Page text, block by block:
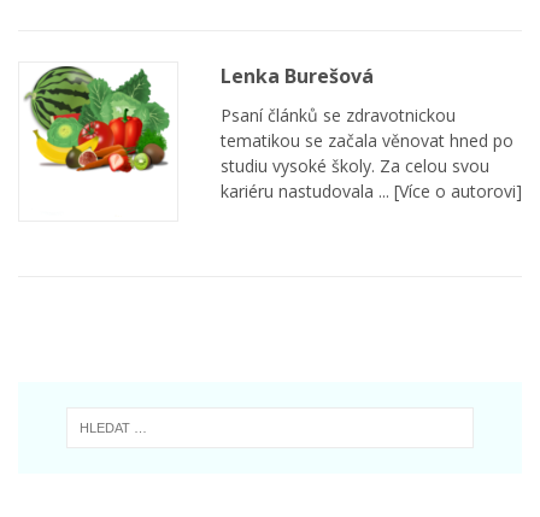
Lenka Burešová
Psaní článků se zdravotnickou
tematikou se začala věnovat hned po
studiu vysoké školy. Za celou svou
kariéru nastudovala ... [Více o autorovi]